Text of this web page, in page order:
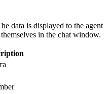
data is displayed to the agent
in the chat window.